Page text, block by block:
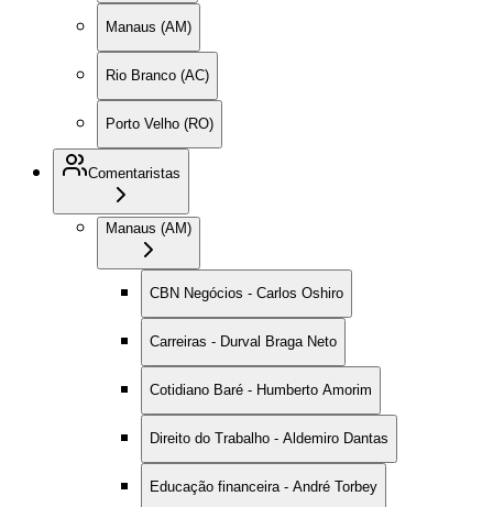
Manaus (AM)
Rio Branco (AC)
Porto Velho (RO)
Comentaristas
Manaus (AM)
CBN Negócios - Carlos Oshiro
Carreiras - Durval Braga Neto
Cotidiano Baré - Humberto Amorim
Direito do Trabalho - Aldemiro Dantas
Educação financeira - André Torbey